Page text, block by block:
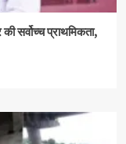
सर्वोच्च प्राथमिकता,